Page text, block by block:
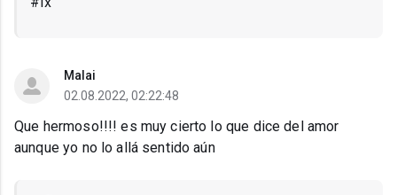
Malai
02.08.2022, 02:22:48
Que hermoso!!!! es muy cierto lo que dice del amor
aunque yo no lo allá sentido aún